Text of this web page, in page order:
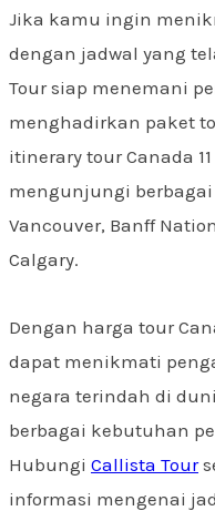
Jika kamu ingin
dengan jadwal yang
Tour siap menemani
menghadirkan paket
itinerary tour Canada
mengunjungi
Vancouver, Banff
Calgary.
Dengan harga tour
dapat menikmati
negara terindah di
berbagai kebutuhan
Hubungi Callista Tour
informasi mengenai